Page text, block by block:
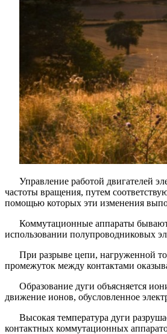
Управление работой двигателей
частоты вращения, путем
помощью которых эти изменения
Коммутационные аппараты бывают
использовании полупроводниковых
При разрыве цепи, нагруженной
промежуток между контактами
Образование дуги объясняется
движение ионов, обусловленное
Высокая температура дуги
контактных коммутационных